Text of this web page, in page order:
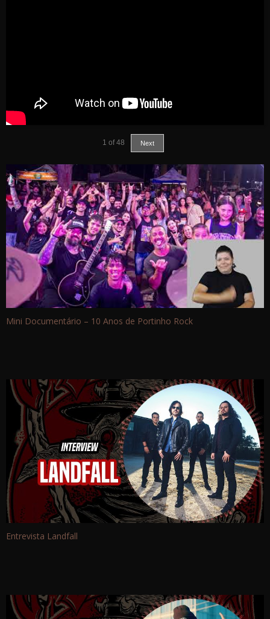
1 of 48 Next
Mini Documentário – 10 Anos de Portinho Rock
Entrevista Landfall